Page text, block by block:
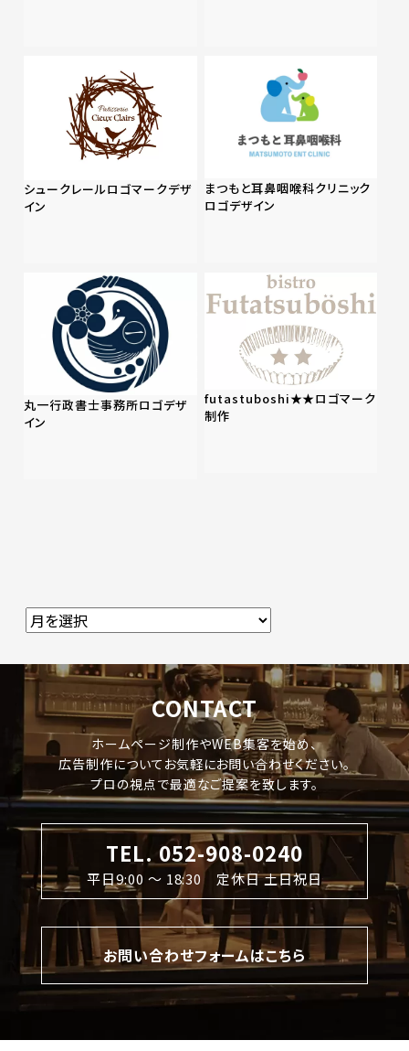
シュークレールロゴマークデザ
イン
まつもと耳鼻咽喉科クリニック
ロゴデザイン
丸一行政書士事務所ロゴデザ
イン
futastuboshi★★ロゴマーク
制作
CONTACT
ホームページ制作やWEB集客を始め、
広告制作についてお気軽にお問い合わせください。
プロの視点で最適なご提案を致します。
TEL. 052-908-0240
平日9:00 〜 18:30 定休日 土日祝日
お問い合わせフォームはこちら